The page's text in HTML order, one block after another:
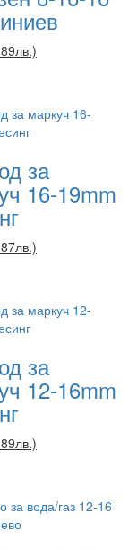
за
16-19mm
за
12-16mm